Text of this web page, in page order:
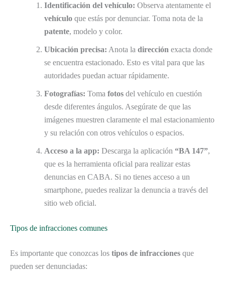
Identificación del vehículo: Observa atentamente el
vehículo que estás por denunciar. Toma nota de la
patente, modelo y color.
Ubicación precisa: Anota la dirección exacta donde
se encuentra estacionado. Esto es vital para que las
autoridades puedan actuar rápidamente.
Fotografías: Toma fotos del vehículo en cuestión
desde diferentes ángulos. Asegúrate de que las
imágenes muestren claramente el mal estacionamiento
y su relación con otros vehículos o espacios.
Acceso a la app: Descarga la aplicación “BA 147”,
que es la herramienta oficial para realizar estas
denuncias en CABA. Si no tienes acceso a un
smartphone, puedes realizar la denuncia a través del
sitio web oficial.
Tipos de infracciones comunes
Es importante que conozcas los tipos de infracciones que
pueden ser denunciadas: